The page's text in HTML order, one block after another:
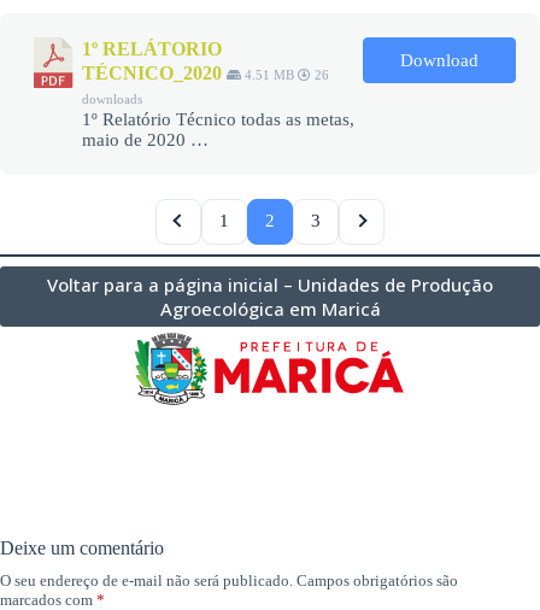
1º RELÁTORIO
TÉCNICO_2020
4.51 MB
26
downloads
1º Relatório Técnico todas as metas,
maio de 2020 …
Download
1 2 3
Voltar para a página inicial – Unidades de Produção
Agroecológica em Maricá
Deixe um comentário
O seu endereço de e-mail não será publicado. Campos obrigatórios são
marcados com *